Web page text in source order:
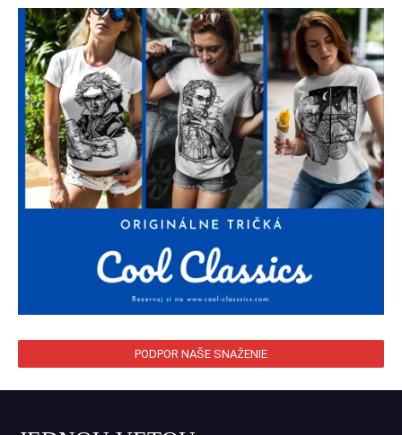
PODPOR NAŠE SNAŽENIE